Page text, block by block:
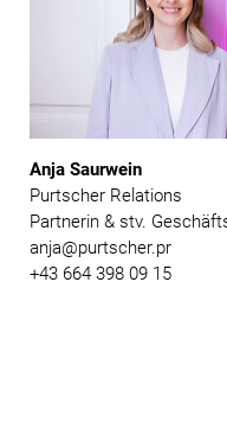
Anja Saurwein
Purtscher Relations
Partnerin & stv.
anja@purtscher.pr
+43 664 398 09 15